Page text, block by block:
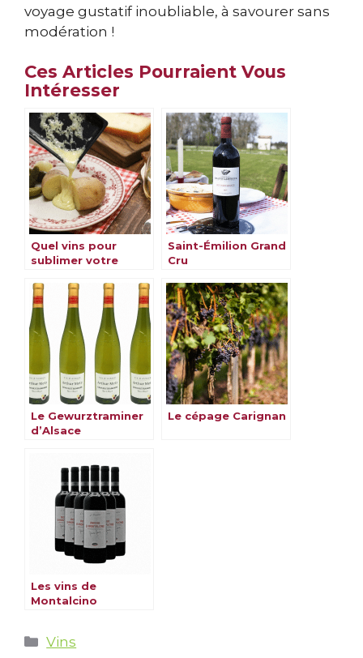
voyage gustatif inoubliable, à savourer sans
modération !
Ces Articles Pourraient Vous
Intéresser
Quel vins pour
sublimer votre
Saint-Émilion Grand
Cru
Le Gewurztraminer
d’Alsace
Le cépage Carignan
Les vins de
Montalcino
Catégories
Vins